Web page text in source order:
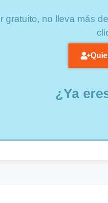
gratuito, no lleva más
¿Ya